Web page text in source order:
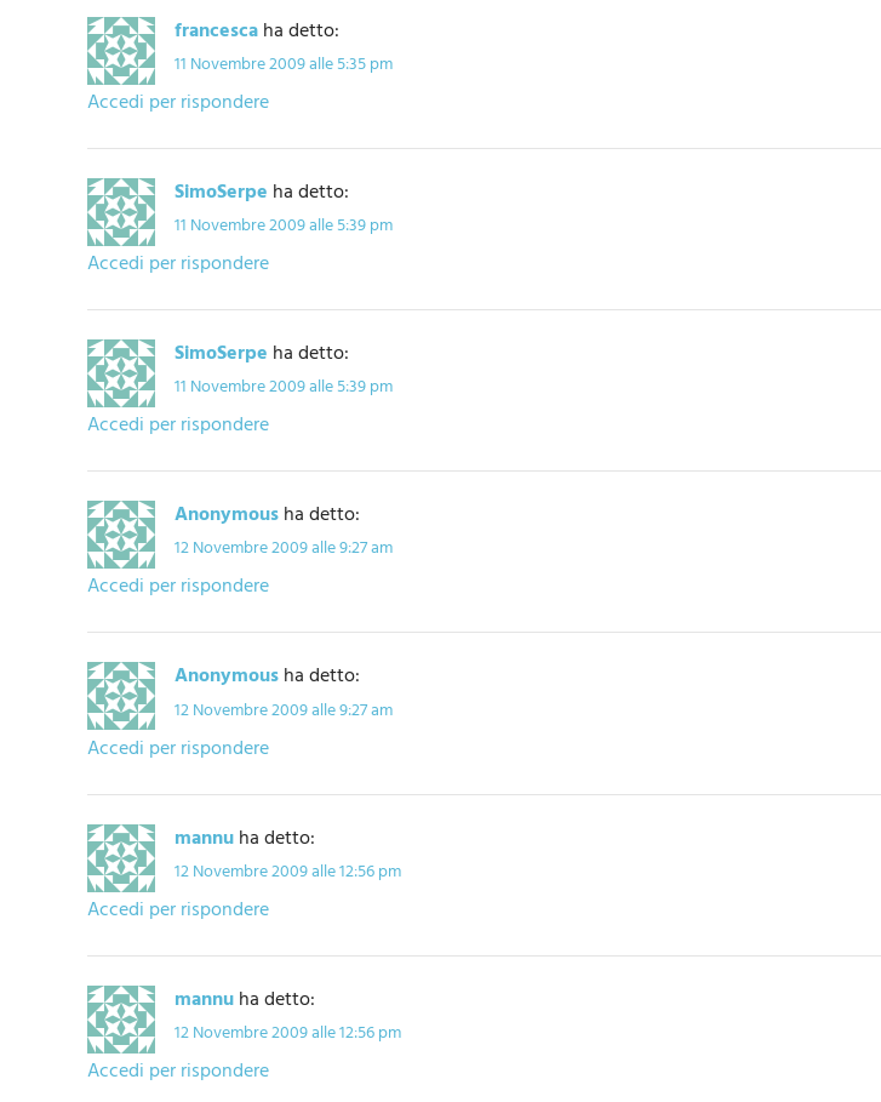
francescaha detto:
11 Novembre 2009 alle 5:35 pm
Accedi per rispondere
SimoSerpe ha detto:
11 Novembre 2009 alle 5:39 pm
Accedi per rispondere
SimoSerpe ha detto:
11 Novembre 2009 alle 5:39 pm
Accedi per rispondere
Anonymousha detto:
12 Novembre 2009 alle 9:27 am
Accedi per rispondere
Anonymousha detto:
12 Novembre 2009 alle 9:27 am
Accedi per rispondere
mannuha detto:
12 Novembre 2009 alle 12:56 pm
Accedi per rispondere
mannuha detto:
12 Novembre 2009 alle 12:56 pm
Accedi per rispondere